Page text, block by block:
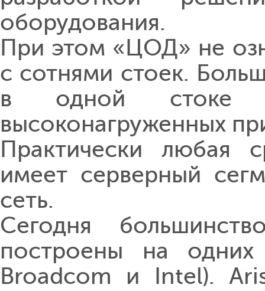
оборудования.
При этом «ЦОД» не
с сотнями стоек.
в одной стоке
высоконагруженных
Практически любая
имеет серверный
сеть.
Сегодня
построены на
Broadcom и Intel).